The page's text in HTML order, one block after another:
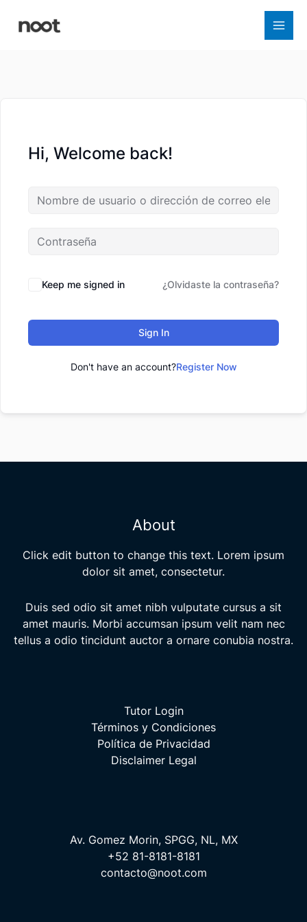
Hi, Welcome back!
Keep me signed in ¿Olvidaste la contraseña?
Sign In
Don't have an account?Register Now
About
Click edit button to change this text. Lorem ipsum
dolor sit amet, consectetur.
Duis sed odio sit amet nibh vulputate cursus a sit
amet mauris. Morbi accumsan ipsum velit nam nec
tellus a odio tincidunt auctor a ornare conubia nostra.
Tutor Login
Términos y Condiciones
Política de Privacidad
Disclaimer Legal
Av. Gomez Morin, SPGG, NL, MX
+52 81-8181-8181
contacto@noot.com